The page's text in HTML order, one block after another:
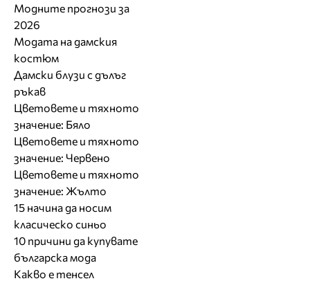
Модните прогнози за
2026
Модата на дамския
костюм
Дамски блузи с дълъг
ръкав
Цветовете и тяхното
значение: Бяло
Цветовете и тяхното
значение: Червено
Цветовете и тяхното
значение: Жълто
15 начина да носим
класическо синьо
10 причини да купувате
българска мода
Какво е тенсел